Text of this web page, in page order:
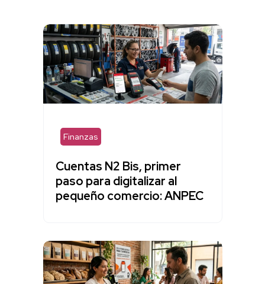
Finanzas
Cuentas N2 Bis, primer
paso para digitalizar al
pequeño comercio: ANPEC